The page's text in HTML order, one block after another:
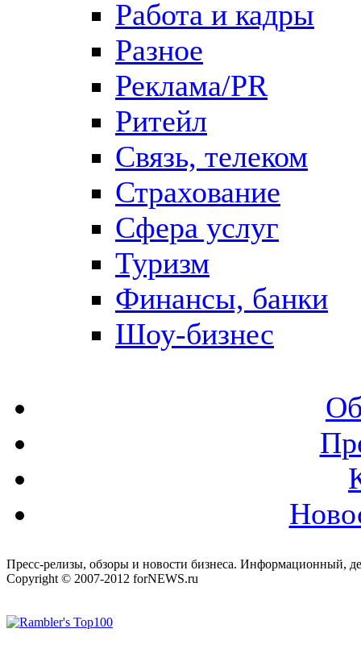
Работа и кадры
Разное
Реклама/PR
Ритейл
Связь, телеком
Страхование
Сфера услуг
Туризм
Финансы, банки
Шоу-бизнес
Пресс-релизы, обзоры и новости бизнеса. Информационный,
Copyright © 2007-2012 forNEWS.ru